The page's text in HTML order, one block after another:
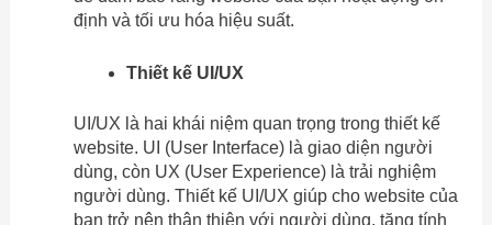
định và tối ưu hóa hiệu suất.
Thiết kế UI/UX
UI/UX là hai khái niệm quan trọng trong thiết kế
website. UI (User Interface) là giao diện người
dùng, còn UX (User Experience) là trải nghiệm
người dùng. Thiết kế UI/UX giúp cho website của
bạn trở nên thân thiện với người dùng, tăng tính